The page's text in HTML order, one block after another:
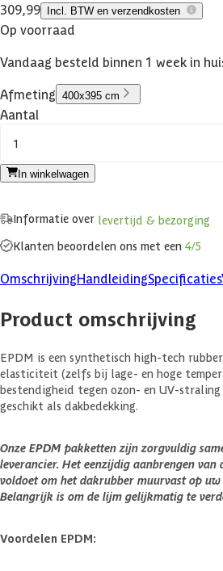
309,99 Incl. BTW en verzendkosten
Op voorraad
Vandaag besteld binnen 1 week in
Afmeting 400x395 cm
Aantal
1
In winkelwagen
Informatie over levertijd & bezorging
Klanten beoordelen ons met een 4/5
OmschrijvingHandleidingSpecificaties
Product omschrijving
EPDM is een synthetisch high-tech
elasticiteit (zelfs bij lage- en hoge
bestendigheid tegen ozon- en UV-
geschikt als dakbedekking.
Onze EPDM pakketten zijn zorgvuldig
leverancier. Het eenzijdig aanbrengen van
voldoet om het dakrubber muurvast op uw
Belangrijk is om de lijm gelijkmatig te
Voordelen EPDM: